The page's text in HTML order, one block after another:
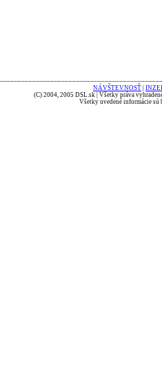
NÁVŠTEVNOSŤ
(C) 2004, 2005 DSL.sk | Všetky práva
Všetky uvedené informácie sú